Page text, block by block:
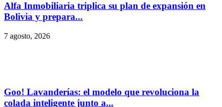
Alfa Inmobiliaria triplica su plan de expansión en
Bolivia y prepara...
7 agosto, 2026
Goo! Lavanderías: el modelo que revoluciona la
colada inteligente junto a...